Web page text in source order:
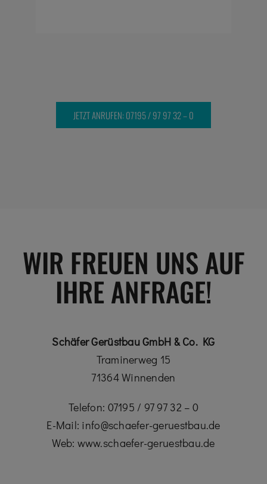
JETZT ANRUFEN: 07195 / 97 97 32 – 0
WIR FREUEN UNS AUF
IHRE ANFRAGE!
Schäfer Gerüstbau GmbH & Co. KG
Traminerweg 15
71364 Winnenden
Telefon: 07195 / 97 97 32 – 0
E-Mail: info@schaefer-geruestbau.de
Web: www.schaefer-geruestbau.de